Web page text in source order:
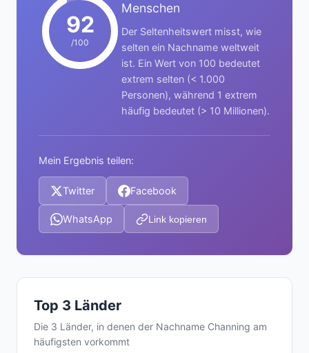
92
/100
Menschen
Der Seltenheitswert misst, wie
selten ein Nachname weltweit
ist. Ein Wert von 100 bedeutet
extrem selten (< 1.000
Personen), während 1 extrem
häufig bedeutet (> 10 Millionen).
Mein Ergebnis teilen:
Twitter Facebook
WhatsApp Link kopieren
Top 3 Länder
Die 3 Länder, in denen der Nachname Channing am
häufigsten vorkommt